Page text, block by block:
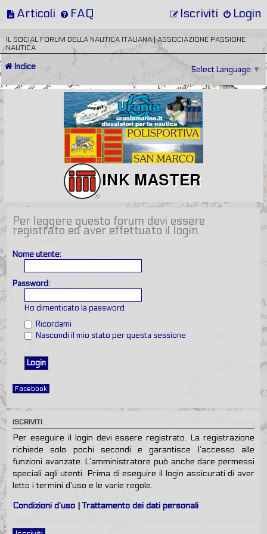
Articoli FAQ Login
Iscriviti
IL SOCIAL FORUM DELLA NAUTICA ITALIANA | ASSOCIAZIONE PASSIONE
NAUTICA
Indice Select Language ▼
Per leggere questo forum devi essere
registrato ed aver effettuato il login.
Nome utente:
Password:
Ho dimenticato la password
Ricordami
Nascondi il mio stato per questa sessione
Facebook
ISCRIVITI
Per eseguire il login devi essere registrato. La registrazione
richiede solo pochi secondi e garantisce l’accesso alle
funzioni avanzate. L’amministratore può anche dare permessi
speciali agli utenti. Prima di eseguire il login assicurati di aver
letto i termini d’uso e le varie regole.
Condizioni d’uso |Trattamento dei dati personali